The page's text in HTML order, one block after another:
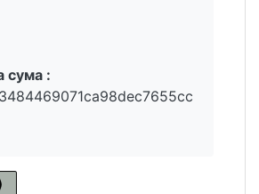
сума :